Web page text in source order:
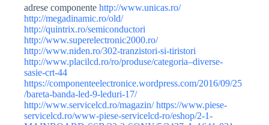
adrese componente http://www.unicas.ro/
http://megadinamic.ro/old/
http://quintrix.ro/semiconductori
http://www.superelectronic2000.ro/
http://www.niden.ro/302-tranzistori-si-tiristori
http://www.placilcd.ro/ro/produse/categoria–diverse-
sasie-crt-44
https://componenteelectronice.wordpress.com/2016/09/25
/bareta-banda-led-9-leduri-17/
http://www.servicelcd.ro/magazin/ https://www.piese-
servicelcd.ro/www-piese-servicelcd-ro/eshop/2-1-